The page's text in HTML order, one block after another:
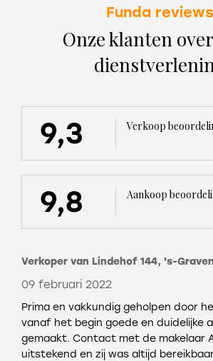
Funda reviews
Onze klanten
9,3 Verkoop
9,8 Aankoop
Verkoper van Lindehof 144, 's-
09 februari 2022
Prima en vakkundig geholpen door
vanaf het begin goede en duidelijke
gemaakt. Contact met de makelaar
uitstekend en zij was altijd